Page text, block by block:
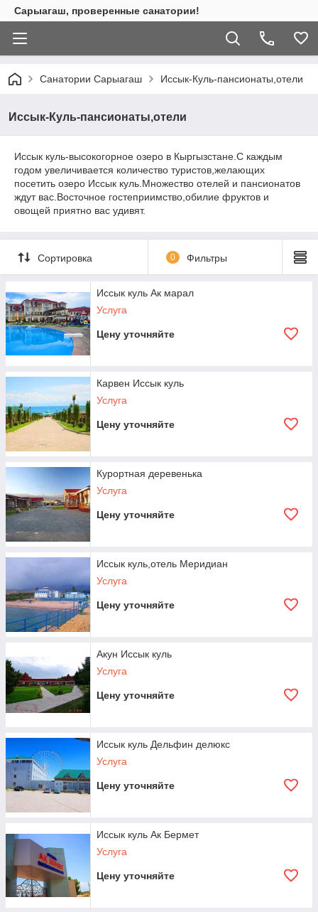
Сарыагаш, проверенные санатории!
Санатории Сарыагаш Иссык-Куль-пансионаты,отели
Иссык-Куль-пансионаты,отели
Иссык куль-высокогорное озеро в Кыргызстане.С каждым
годом увеличивается количество туристов,желающих
посетить озеро Иссык куль.Множество отелей и пансионатов
ждут вас.Восточное гостеприимство,обилие фруктов и
овощей приятно вас удивят.
Сортировка 0 Фильтры
Иссык куль Ак марал
Услуга
Цену уточняйте
Карвен Иссык куль
Услуга
Цену уточняйте
Курортная деревенька
Услуга
Цену уточняйте
Иссык куль,отель Меридиан
Услуга
Цену уточняйте
Акун Иссык куль
Услуга
Цену уточняйте
Иссык куль Дельфин делюкс
Услуга
Цену уточняйте
Иссык куль Ак Бермет
Услуга
Цену уточняйте